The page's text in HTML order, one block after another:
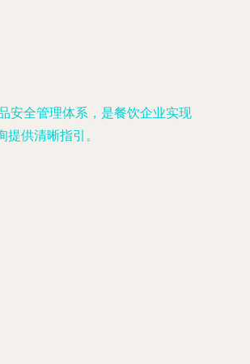
安全管理体系，是餐饮企业实现
供清晰指引。